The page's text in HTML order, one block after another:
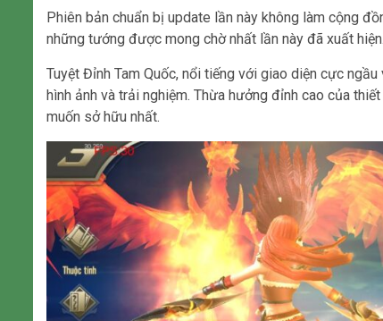
Phiên bản chuẩn bị update lần này không làm cộng
những tướng được mong chờ nhất lần này đã xuất
Tuyệt Đỉnh Tam Quốc, nổi tiếng với giao diện cực
hình ảnh và trải nghiệm. Thừa hưởng đỉnh cao của
muốn sở hữu nhất.